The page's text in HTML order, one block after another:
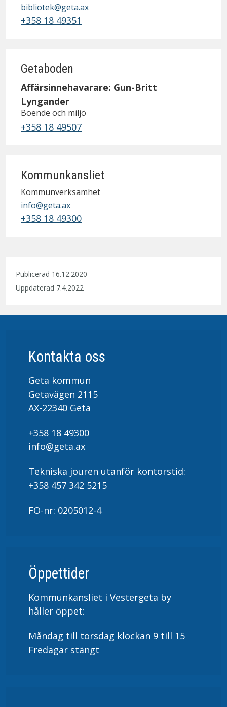
bibliotek@geta.ax
+358 18 49351
Getaboden
Affärsinnehavarare: Gun-Britt
Lyngander
Boende och miljö
+358 18 49507
Kommunkansliet
Kommunverksamhet
info@geta.ax
+358 18 49300
Publicerad 16.12.2020
Uppdaterad 7.4.2022
Kontakta oss
Geta kommun
Getavägen 2115
AX-22340 Geta
+358 18 49300
info@geta.ax
Tekniska jouren utanför kontorstid:
+358 457 342 5215
FO-nr: 0205012-4
Öppettider
Kommunkansliet i Vestergeta by
håller öppet:
Måndag till torsdag klockan 9 till 15
Fredagar stängt